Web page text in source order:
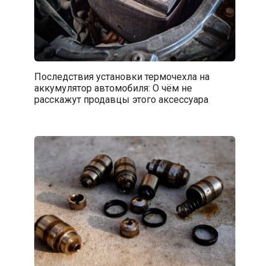
Последствия установки термочехла на
аккумулятор автомобиля: О чём не
расскажут продавцы этого аксессуара